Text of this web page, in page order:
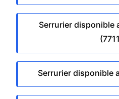
Serrurier disponible
Serrurier disponible